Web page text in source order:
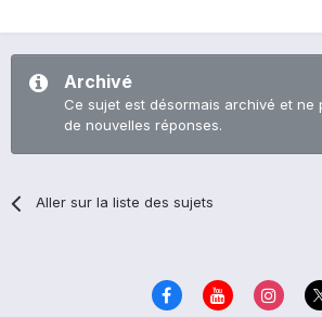
Archivé
Ce sujet est désormais archivé et ne
de nouvelles réponses.
Aller sur la liste des sujets